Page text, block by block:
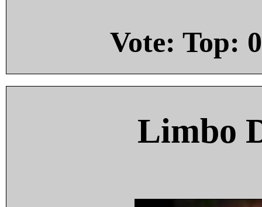
Vote: Top: 0
Limbo